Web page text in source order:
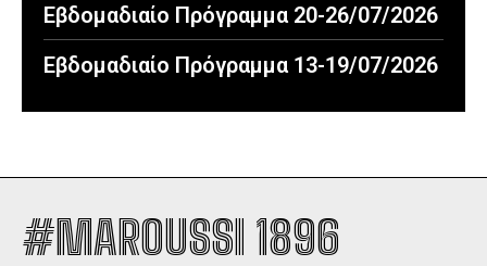
Εβδομαδιαίο Πρόγραμμα 20-26/07/2026
Εβδομαδιαίο Πρόγραμμα 13-19/07/2026
#MAROUSSI 1896